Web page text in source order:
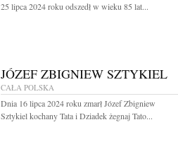
25 lipca 2024 roku odszedł w wieku 85 lat...
JÓZEF ZBIGNIEW SZTYKIEL
CAŁA POLSKA
Dnia 16 lipca 2024 roku zmarł Józef Zbigniew
Sztykiel kochany Tata i Dziadek żegnaj Tato...